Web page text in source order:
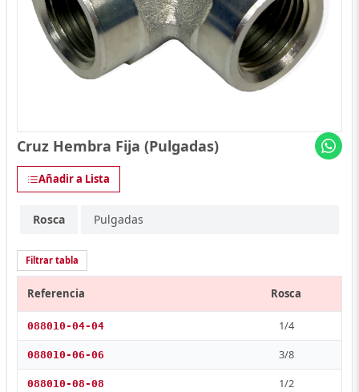
Cruz Hembra Fija (Pulgadas)
Añadir a Lista
Rosca Pulgadas
Filtrar tabla
Referencia Rosca
088010-04-04 1/4
088010-06-06 3/8
088010-08-08 1/2